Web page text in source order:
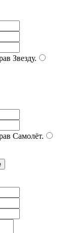
Звезду.
Самолёт.